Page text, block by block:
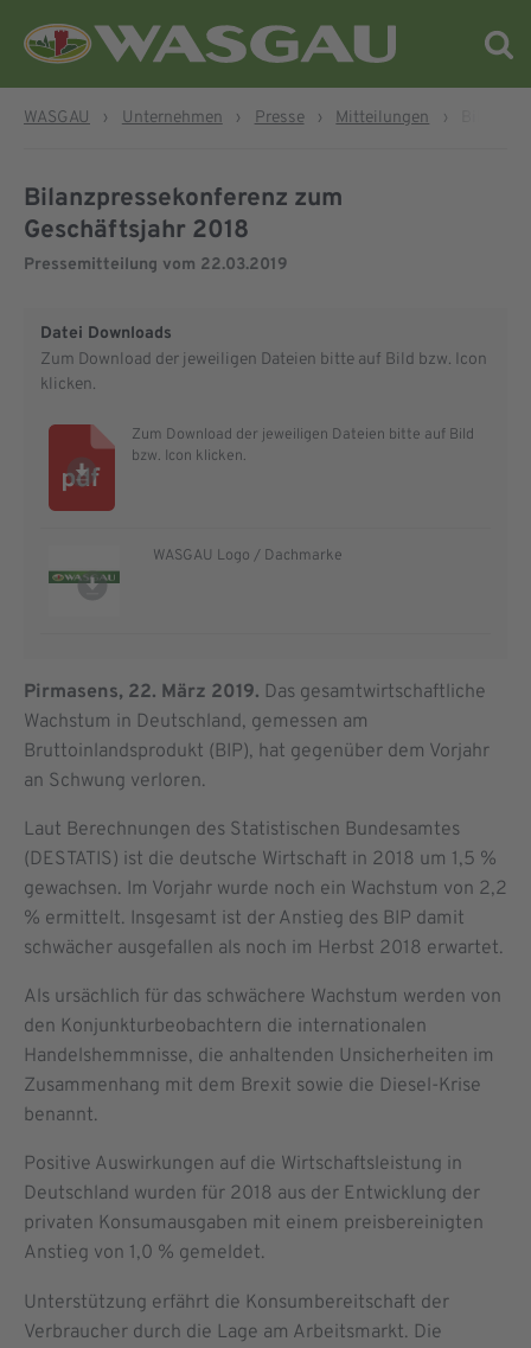
WASGAU › Unternehmen › Presse › Mitteilungen ›
Bilanzpressekonferenz zum
Geschäftsjahr 2018
Pressemitteilung vom 22.03.2019
Datei Downloads
Zum Download der jeweiligen Dateien bitte auf Bild bzw. Icon
klicken.
Zum Download der jeweiligen Dateien bitte auf Bild
bzw. Icon klicken.
WASGAU Logo / Dachmarke
Pirmasens, 22. März 2019. Das gesamtwirtschaftliche
Wachstum in Deutschland, gemessen am
Bruttoinlandsprodukt (BIP), hat gegenüber dem Vorjahr
an Schwung verloren.
Laut Berechnungen des Statistischen Bundesamtes
(DESTATIS) ist die deutsche Wirtschaft in 2018 um 1,5 %
gewachsen. Im Vorjahr wurde noch ein Wachstum von 2,2
% ermittelt. Insgesamt ist der Anstieg des BIP damit
schwächer ausgefallen als noch im Herbst 2018 erwartet.
Als ursächlich für das schwächere Wachstum werden von
den Konjunkturbeobachtern die internationalen
Handelshemmnisse, die anhaltenden Unsicherheiten im
Zusammenhang mit dem Brexit sowie die Diesel-Krise
benannt.
Positive Auswirkungen auf die Wirtschaftsleistung in
Deutschland wurden für 2018 aus der Entwicklung der
privaten Konsumausgaben mit einem preisbereinigten
Anstieg von 1,0 % gemeldet.
Unterstützung erfährt die Konsumbereitschaft der
Verbraucher durch die Lage am Arbeitsmarkt. Die